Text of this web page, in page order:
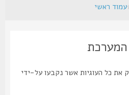
ראשי
העוגיות אשר נקבעו על-ידי